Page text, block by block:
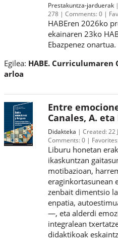
Prestakuntza-jarduerak
278
Comments:0
HABEren 2026ko
ekainaren 23ko
Ebazpenez onartua.
Egilea: HABE. Curriculumaren
arloa
Entre
Canales, A.
Didakteka Created: 22
Comments:0
Liburu honetan
ikaskuntzan
motibazioan,
eraginkortasunean
zenbait dimentsio
enpatia,
—, eta alderdi
integralean
didaktikoak